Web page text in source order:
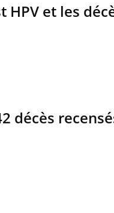
et les
décès